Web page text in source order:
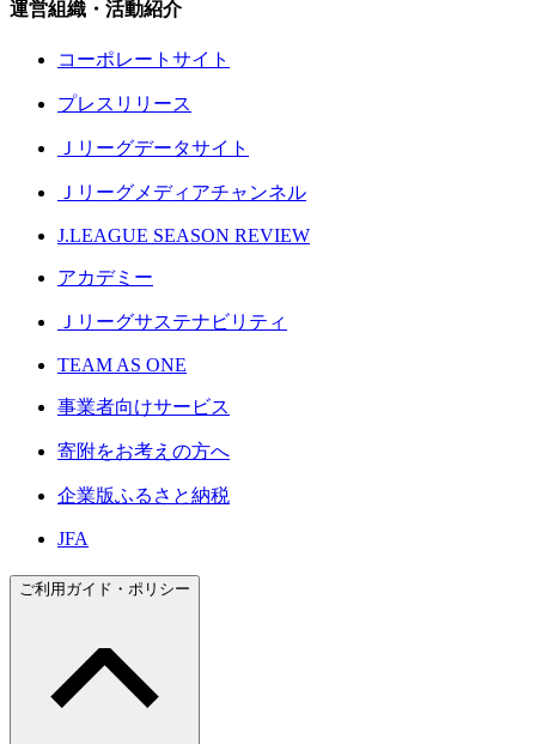
運営組織・活動紹介
コーポレートサイト
プレスリリース
Ｊリーグデータサイト
Ｊリーグメディアチャンネル
J.LEAGUE SEASON REVIEW
アカデミー
Ｊリーグサステナビリティ
TEAM AS ONE
事業者向けサービス
寄附をお考えの方へ
企業版ふるさと納税
JFA
ご利用ガイド・ポリシー